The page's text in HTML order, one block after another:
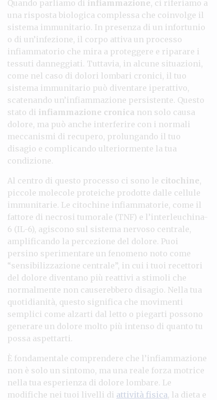
Quando parliamo di infiammazione, ci riferiamo a
una risposta biologica complessa che coinvolge il
sistema immunitario. In presenza di un infortunio
o di un’infezione, il corpo attiva un processo
infiammatorio che mira a proteggere e riparare i
tessuti danneggiati. Tuttavia, in alcune situazioni,
come nel caso di dolori lombari cronici, il tuo
sistema immunitario può diventare iperattivo,
scatenando un’infiammazione persistente. Questo
stato di infiammazione cronica non solo causa
dolore, ma può anche interferire con i normali
meccanismi di recupero, prolungando il tuo
disagio e complicando ulteriormente la tua
condizione.
Al centro di questo processo ci sono le citochine,
piccole molecole proteiche prodotte dalle cellule
immunitarie. Le citochine infiammatorie, come il
fattore di necrosi tumorale (TNF) e l’interleuchina-
6 (IL-6), agiscono sul sistema nervoso centrale,
amplificando la percezione del dolore. Puoi
persino sperimentare un fenomeno noto come
“sensibilizzazione centrale”, in cui i tuoi recettori
del dolore diventano più reattivi a stimoli che
normalmente non causerebbero disagio. Nella tua
quotidianità, questo significa che movimenti
semplici come alzarti dal letto o piegarti possono
generare un dolore molto più intenso di quanto tu
possa aspettarti.
È fondamentale comprendere che l’infiammazione
non è solo un sintomo, ma una reale forza motrice
nella tua esperienza di dolore lombare. Le
modifiche nei tuoi livelli di attività fisica, la dieta e